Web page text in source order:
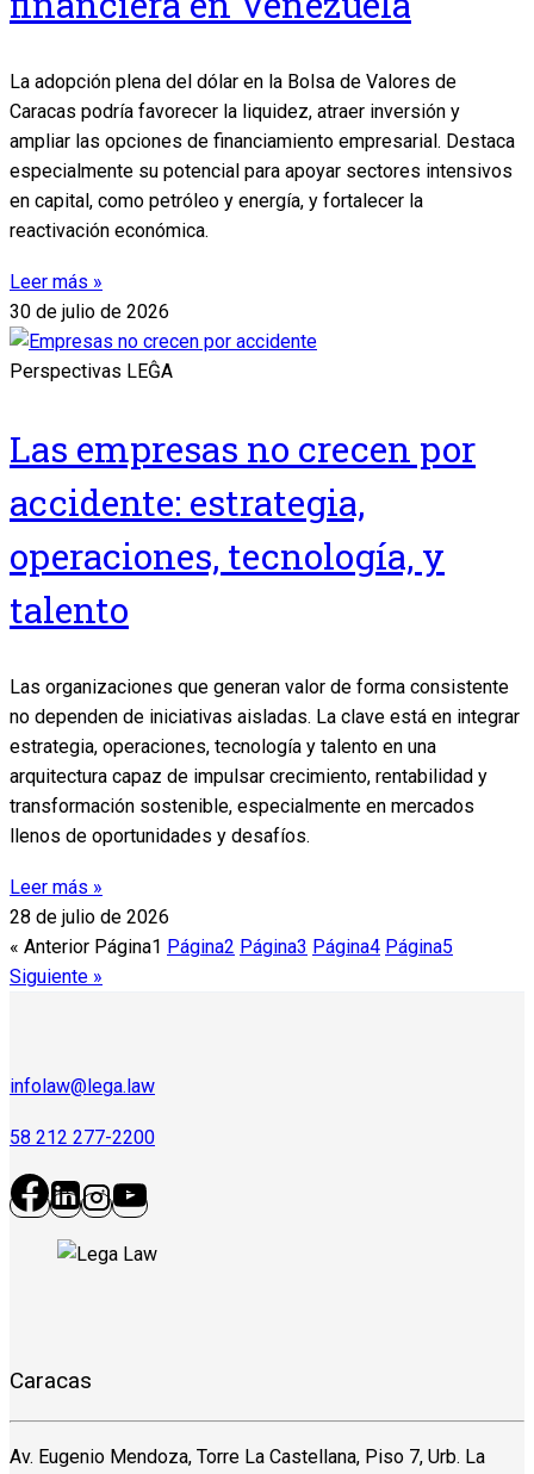
La adopción plena del dólar en la Bolsa de Valores de
Caracas podría favorecer la liquidez, atraer inversión y
ampliar las opciones de financiamiento empresarial. Destaca
especialmente su potencial para apoyar sectores intensivos
en capital, como petróleo y energía, y fortalecer la
reactivación económica.
Leer más »
30 de julio de 2026
Perspectivas LEĜA
Las empresas no crecen por
accidente: estrategia,
operaciones, tecnología, y
talento
Las organizaciones que generan valor de forma consistente
no dependen de iniciativas aisladas. La clave está en integrar
estrategia, operaciones, tecnología y talento en una
arquitectura capaz de impulsar crecimiento, rentabilidad y
transformación sostenible, especialmente en mercados
llenos de oportunidades y desafíos.
Leer más »
28 de julio de 2026
« Anterior Página1 Página2 Página3 Página4 Página5
Siguiente »
infolaw@lega.law
58 212 277-2200
Caracas
Av. Eugenio Mendoza, Torre La Castellana, Piso 7, Urb. La